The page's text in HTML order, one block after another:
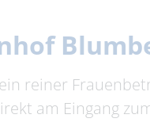
reiner
am Eingang